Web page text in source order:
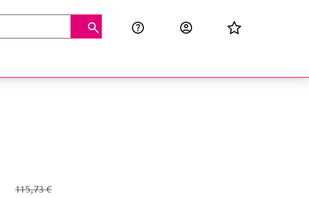
115,73 €